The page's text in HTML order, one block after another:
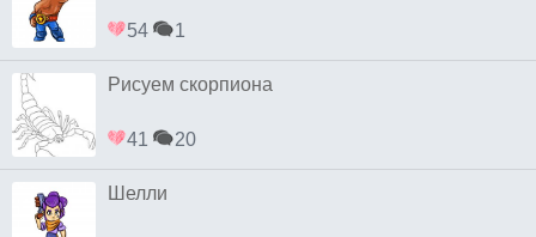
54 1
Рисуем скорпиона
41 20
Шелли